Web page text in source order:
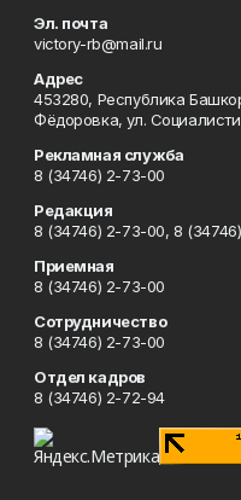
Эл. почта
victory-rb@mail.ru
Адрес
453280, Республика
Фёдоровка, ул.
Рекламная служба
8 (34746) 2-73-00
Редакция
8 (34746) 2-73-00, 8
Приемная
8 (34746) 2-73-00
Сотрудничество
8 (34746) 2-73-00
Отдел кадров
8 (34746) 2-72-94